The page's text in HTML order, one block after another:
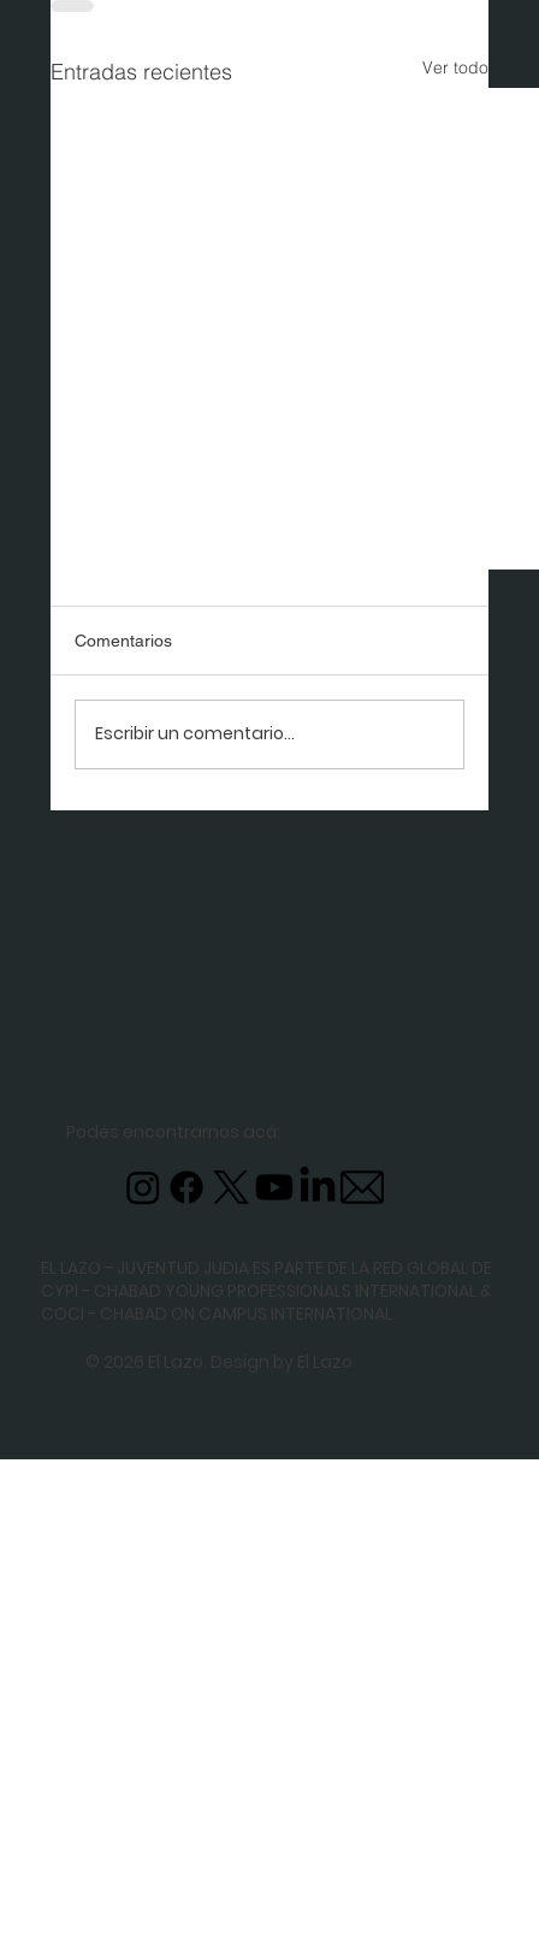
Entradas recientes Ver todo
Comentarios
Escribir un comentario...
Podés encontrarnos acá:
© 2026 El Lazo. Design by El Lazo
EL LAZO - JUVENTUD JUDIA ES PARTE DE LA RED GLOBAL DE
CYPI - CHABAD YOUNG PROFESSIONALS INTERNATIONAL &
COCI - CHABAD ON CAMPUS INTERNATIONAL